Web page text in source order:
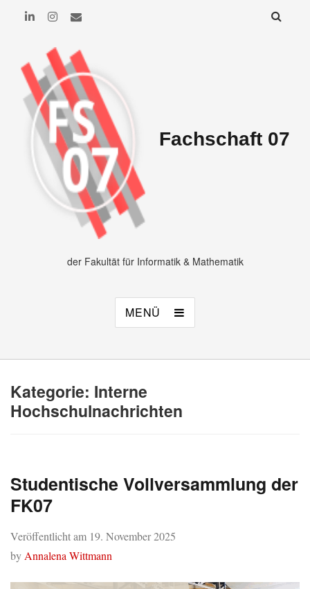
Fachschaft 07
der Fakultät für Informatik & Mathematik
MENÜ
Kategorie: Interne
Hochschulnachrichten
Studentische Vollversammlung der
FK07
Veröffentlicht am 19. November 2025
by Annalena Wittmann